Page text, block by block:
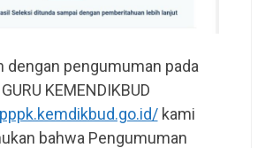
dengan pengumuman pada
KEMENDIKBUD
kami
bahwa Pengumuman